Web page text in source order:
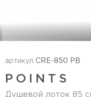
артикул CRE-850 PB
POINTS
Душевой лоток 85